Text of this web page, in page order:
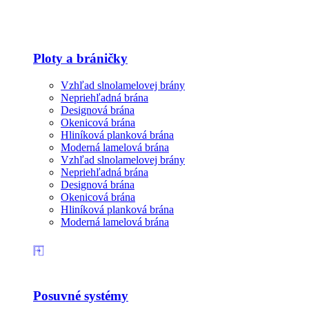
Ploty a bráničky
Vzhľad slnolamelovej brány
Nepriehľadná brána
Designová brána
Okenicová brána
Hliníková planková brána
Moderná lamelová brána
Vzhľad slnolamelovej brány
Nepriehľadná brána
Designová brána
Okenicová brána
Hliníková planková brána
Moderná lamelová brána
Posuvné systémy